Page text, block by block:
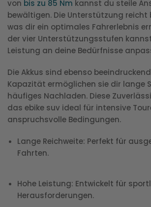
von bis zu 85 Nm kannst du steile
bewältigen. Die Unterstützung reicht
was dir ein optimales Fahrerlebnis
der vier Unterstützungsstufen
Leistung an deine Bedürfnisse
Die Akkus sind ebenso
Kapazität ermöglichen sie dir lange
häufiges Nachladen. Diese
das ebike suv ideal für intensive
anspruchsvolle Bedingungen.
Lange Reichweite: Perfekt für
Fahrten.
Hohe Leistung: Entwickelt für
Herausforderungen.